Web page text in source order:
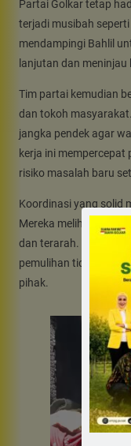
Partai Golkar tetap
terjadi musibah seperti
mendampingi Bahlil
lanjutan dan
Tim partai kemudian
dan tokoh
jangka pendek agar
kerja ini
risiko masalah baru
Koordinasi yang solid
Mereka melihat
dan terarah. Hal itu
pemulihan tidak
pihak.